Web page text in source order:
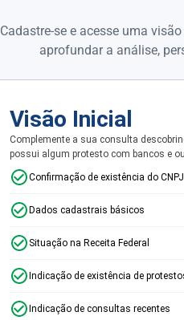
Cadastre-se e acesse uma
aprofundar a análise,
Visão Inicial
Complemente a sua consulta
possui algum protesto com bancos e
Confirmação de existência do CNPJ
Dados cadastrais básicos
Situação na Receita Federal
Indicação de existência de
Indicação de consultas recentes